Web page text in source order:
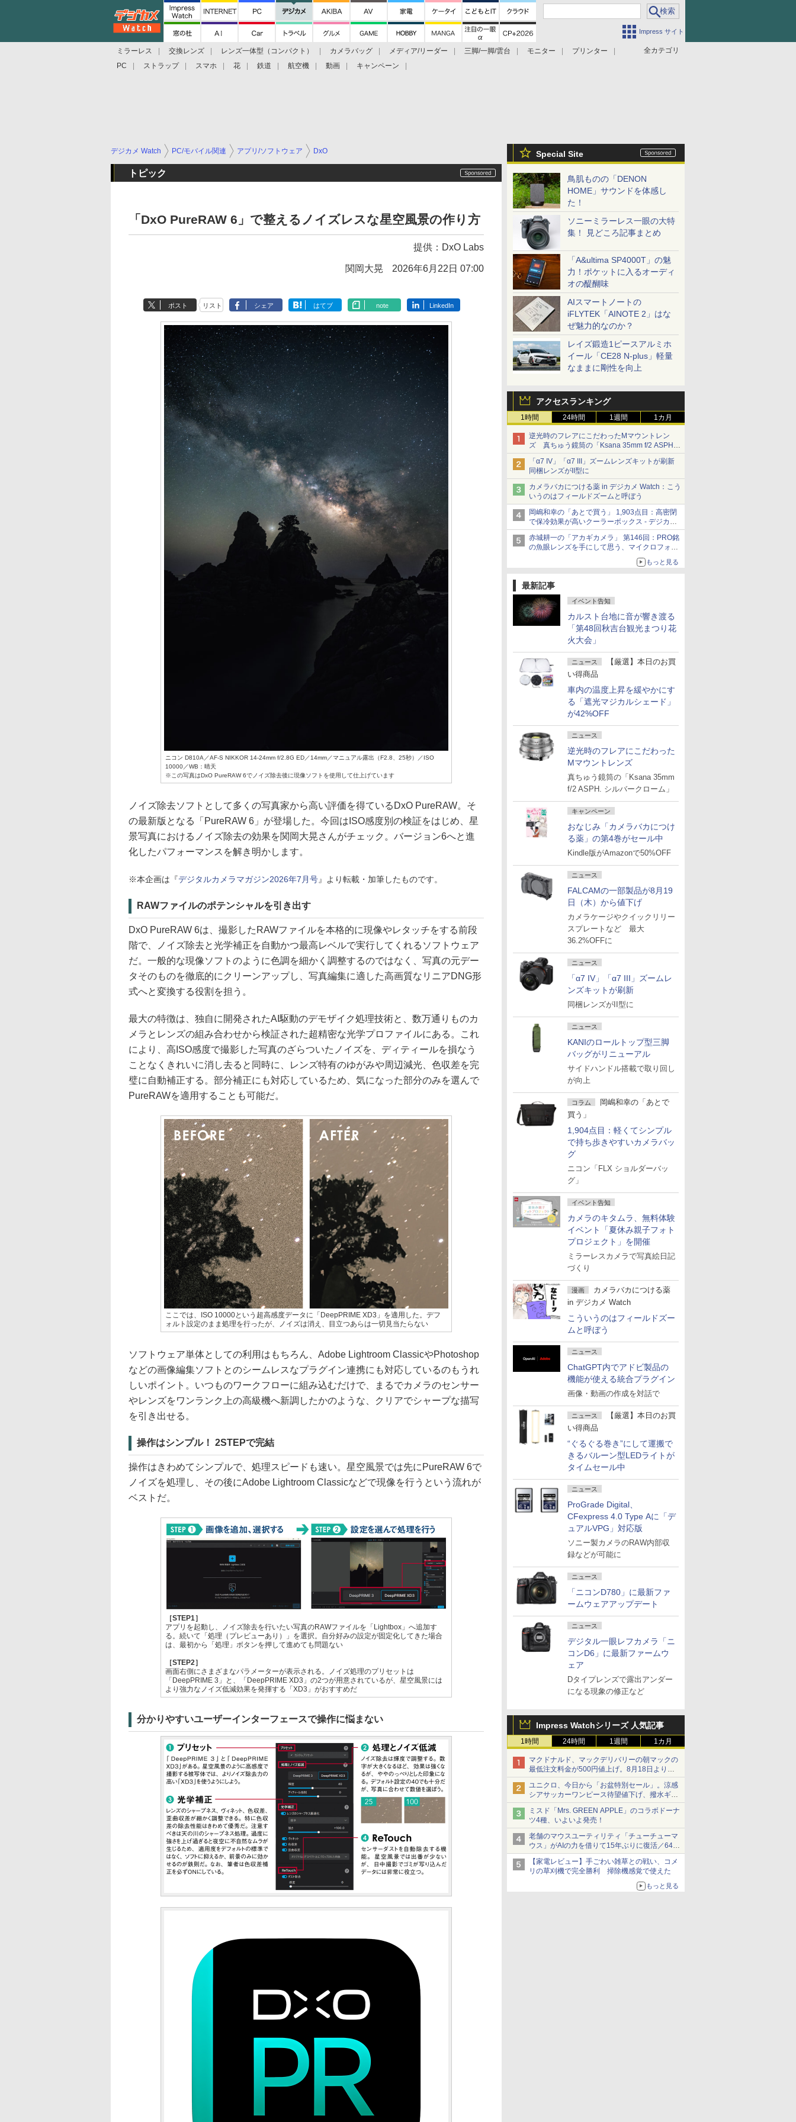
Impress サイト
全カテゴリ
ミラーレス 交換レンズ レンズ一体型（コンパクト） カメラバッグ メディア/リーダー 三脚/一脚/雲台 モニター
プリンター
PC
ストラップ スマホ 花 鉄道 航空機 動画 キャンペーン
Special Site
鳥肌ものの「DENON
HOME」サウンドを体感し
た！
ソニーミラーレス一眼の大特
集！ 見どころ記事まとめ
「A&ultima SP4000T」の魅
力！ポケットに入るオーディ
オの醍醐味
AIスマートノートの
iFLYTEK「AINOTE 2」はな
ぜ魅力的なのか？
レイズ鍛造1ピースアルミホ
イール「CE28 N-plus」軽量
なままに剛性を向上
アクセスランキング
1時間 24時間 1週間 1カ月
逆光時のフレアにこだわったMマウントレン
ズ 真ちゅう鏡筒の「Ksana 35mm f/2 ASPH.
シルバークローム」
「α7 IV」「α7 III」ズームレンズキットが刷新
同梱レンズがII型に
カメラバカにつける薬 in デジカメ Watch：こう
いうのはフィールドズームと呼ぼう
岡嶋和幸の「あとで買う」 1,903点目：高密閉
で保冷効果が高いクーラーボックス - デジカメ
Watch
赤城耕一の「アカギカメラ」 第146回：PRO銘
の魚眼レンズを手にして思う、マイクロフォー
もっと見る
最新記事
イベント告知
カルスト台地に音が響き渡る
「第48回秋吉台観光まつり花
火大会」
ニュース
【厳選】本日のお買
い得商品
車内の温度上昇を緩やかにす
る「遮光マジカルシェード」
が42%OFF
ニュース
逆光時のフレアにこだわった
Mマウントレンズ
真ちゅう鏡筒の「Ksana 35mm
f/2 ASPH. シルバークローム」
キャンペーン
おなじみ「カメラバカにつけ
る薬」の第4巻がセール中
Kindle版がAmazonで50%OFF
ニュース
FALCAMの一部製品が8月19
日（木）から値下げ
カメラケージやクイックリリー
スプレートなど 最大
36.2%OFFに
ニュース
「α7 IV」「α7 III」ズームレ
ンズキットが刷新
同梱レンズがII型に
ニュース
KANIのロールトップ型三脚
バッグがリニューアル
サイドハンドル搭載で取り回し
が向上
コラム
岡嶋和幸の「あとで
買う」
1,904点目：軽くてシンプル
で持ち歩きやすいカメラバッ
グ
ニコン「FLX ショルダーバッ
グ」
イベント告知
カメラのキタムラ、無料体験
イベント「夏休み親子フォト
プロジェクト」を開催
ミラーレスカメラで写真絵日記
づくり
漫画
カメラバカにつける薬
in デジカメ Watch
こういうのはフィールドズー
ムと呼ぼう
ニュース
ChatGPT内でアドビ製品の
機能が使える統合プラグイン
画像・動画の作成を対話で
ニュース
【厳選】本日のお買
い得商品
“ぐるぐる巻き”にして運搬で
きるバルーン型LEDライトが
タイムセール中
ニュース
ProGrade Digital、
CFexpress 4.0 Type Aに「デ
ュアルVPG」対応版
ソニー製カメラのRAW内部収
録などが可能に
ニュース
「ニコンD780」に最新ファ
ームウェアアップデート
ニュース
デジタル一眼レフカメラ「ニ
コンD6」に最新ファームウ
ェア
Dタイプレンズで露出アンダー
になる現象の修正など
Impress Watchシリーズ 人気記事
1時間 24時間 1週間 1カ月
マクドナルド、マックデリバリーの朝マックの
最低注文料金が500円値上げ。8月18日より
1,500円から受付
ユニクロ、今日から「お盆特別セール」。涼感
シアサッカーワンピース待望値下げ、撥水ギア
ショーツは1990円に
ミスド「Mrs. GREEN APPLE」のコラボドーナ
ツ4種、いよいよ発売！
老舗のマウスユーティリティ「チューチューマ
ウス」がAIの力を借りて15年ぶりに復活／64bit
化、Windows 10/11、「Chrome」も走り回
る。復活記念で2026年末まで500円
【家電レビュー】手ごわい雑草との戦い、コメ
リの草刈機で完全勝利 掃除機感覚で使えた
もっと見る
デジカメ Watch PC/モバイル関連 アプリ/ソフトウェア DxO
トピック
「DxO PureRAW 6」で整えるノイズレスな星空風景の作り方
提供： DxO Labs
関岡大晃 2026年6月22日 07:00
ポスト リスト シェア はてブ note LinkedIn
ニコン D810A／AF-S NIKKOR 14-24mm f/2.8G ED／14mm／マニュアル露出（F2.8、25秒）／ISO
10000／WB：晴天
※この写真はDxO PureRAW 6でノイズ除去後に現像ソフトを使用して仕上げています
ノイズ除去ソフトとして多くの写真家から高い評価を得ているDxO PureRAW。そ
の最新版となる「PureRAW 6」が登場した。今回はISO感度別の検証をはじめ、星
景写真におけるノイズ除去の効果を関岡大晃さんがチェック。バージョン6へと進
化したパフォーマンスを解き明かします。
※本企画は『デジタルカメラマガジン2026年7月号』より転載・加筆したものです。
RAWファイルのポテンシャルを引き出す
DxO PureRAW 6は、撮影したRAWファイルを本格的に現像やレタッチをする前段
階で、ノイズ除去と光学補正を自動かつ最高レベルで実行してくれるソフトウェア
だ。一般的な現像ソフトのように色調を細かく調整するのではなく、写真の元デー
タそのものを徹底的にクリーンアップし、写真編集に適した高画質なリニアDNG形
式へと変換する役割を担う。
最大の特徴は、独自に開発されたAI駆動のデモザイク処理技術と、数万通りものカ
メラとレンズの組み合わせから検証された超精密な光学プロファイルにある。これ
により、高ISO感度で撮影した写真のざらついたノイズを、ディティールを損なう
ことなくきれいに消し去ると同時に、レンズ特有のゆがみや周辺減光、色収差を完
璧に自動補正する。部分補正にも対応しているため、気になった部分のみを選んで
PureRAWを適用することも可能だ。
ここでは、ISO 10000という超高感度データに「DeepPRIME XD3」を適用した。デフ
ォルト設定のまま処理を行ったが、ノイズは消え、目立つあらは一切見当たらない
ソフトウェア単体としての利用はもちろん、Adobe Lightroom ClassicやPhotoshop
などの画像編集ソフトとのシームレスなプラグイン連携にも対応しているのもうれ
しいポイント。いつものワークフローに組み込むだけで、まるでカメラのセンサー
やレンズをワンランク上の高級機へ新調したかのような、クリアでシャープな描写
を引き出せる。
操作はシンプル！ 2STEPで完結
操作はきわめてシンプルで、処理スピードも速い。星空風景では先にPureRAW 6で
ノイズを処理し、その後にAdobe Lightroom Classicなどで現像を行うという流れが
ベストだ。
［STEP1］
アプリを起動し、ノイズ除去を行いたい写真のRAWファイルを「Lightbox」へ追加す
る。続いて「処理（プレビューあり）」を選択。自分好みの設定が固定化してきた場合
は、最初から「処理」ボタンを押して進めても問題ない
［STEP2］
画面右側にさまざまなパラメーターが表示される。ノイズ処理のプリセットは
「DeepPRIME 3」と、「DeepPRIME XD3」の2つが用意されているが、星空風景には
より強力なノイズ低減効果を発揮する「XD3」がおすすめだ
分かりやすいユーザーインターフェースで操作に悩まない